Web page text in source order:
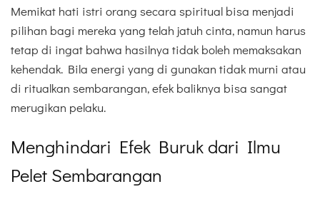
Memikat hati istri orang secara spiritual bisa menjadi
pilihan bagi mereka yang telah jatuh cinta, namun harus
tetap di ingat bahwa hasilnya tidak boleh memaksakan
kehendak. Bila energi yang di gunakan tidak murni atau
di ritualkan sembarangan, efek baliknya bisa sangat
merugikan pelaku.
Menghindari Efek Buruk dari Ilmu
Pelet Sembarangan